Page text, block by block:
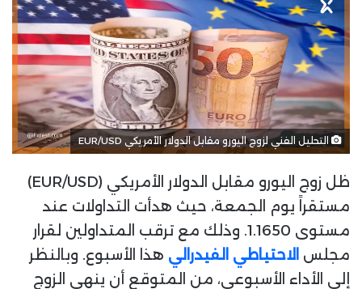
ى
X
ر
ي
د
ا
إ
ل
ك
ت
و
ن
ا
التحليل الفني لزوج اليورو مقابل الدولار الأمريكي EUR/USD
ظل زوج اليورو مقابل الدولار الأمريكي (EUR/USD)
مستقراً يوم الجمعة، حيث هدأت التداولات عند
مستوى 1.1650. وذلك مع ترقب المتداولين لقرار
مجلس الاحتياطي الفيدرالي هذا الأسبوع. وبالنظر
إلى الأداء الأسبوعي، من المتوقع أن ينهي الزوج